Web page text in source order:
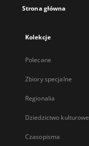
Strona główna
Kolekcje
Polecane
Zbiory specjalne
Regionalia
Dziedzictwo kulturowe
Czasopisma